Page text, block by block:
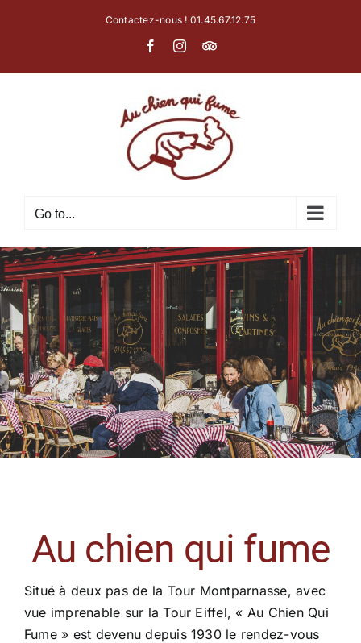
Contactez-nous ! 01.45.67.12.75
FacebookInstagramTripadvisor
Go to...
Au chien qui fume
Situé à deux pas de la Tour Montparnasse, avec
vue imprenable sur la Tour Eiffel, « Au Chien Qui
Fume » est devenu depuis 1930 le rendez-vous